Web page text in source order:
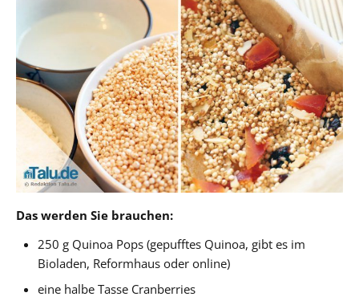
Das werden Sie brauchen:
250 g Quinoa Pops (gepufftes Quinoa, gibt es im
Bioladen, Reformhaus oder online)
eine halbe Tasse Cranberries